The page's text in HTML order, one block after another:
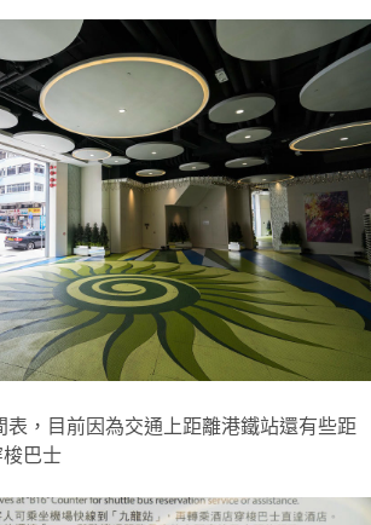
，目前因為交通上距離港鐵站還有些距
巴士